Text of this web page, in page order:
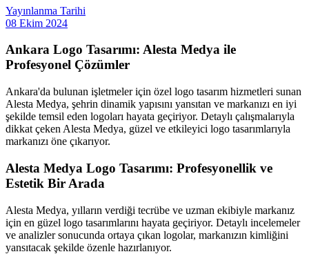
Yayınlanma Tarihi
08 Ekim 2024
Ankara Logo Tasarımı: Alesta Medya ile
Profesyonel Çözümler
Ankara'da bulunan işletmeler için özel logo tasarım hizmetleri sunan
Alesta Medya, şehrin dinamik yapısını yansıtan ve markanızı en iyi
şekilde temsil eden logoları hayata geçiriyor. Detaylı çalışmalarıyla
dikkat çeken Alesta Medya, güzel ve etkileyici logo tasarımlarıyla
markanızı öne çıkarıyor.
Alesta Medya Logo Tasarımı: Profesyonellik ve
Estetik Bir Arada
Alesta Medya, yılların verdiği tecrübe ve uzman ekibiyle markanız
için en güzel logo tasarımlarını hayata geçiriyor. Detaylı incelemeler
ve analizler sonucunda ortaya çıkan logolar, markanızın kimliğini
yansıtacak şekilde özenle hazırlanıyor.